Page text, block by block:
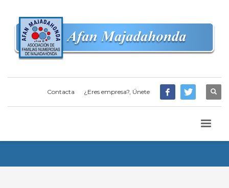
Contacta ¿Eres empresa?, Únete